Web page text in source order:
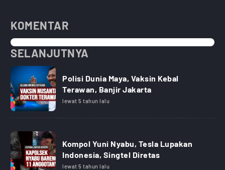
KOMENTAR
SELANJUTNYA
Polisi Dunia Maya, Vaksin Kebal
Terawan, Banjir Jakarta
lewat 5 tahun lalu
Kompol Yuni Nyabu, Tesla Lupakan
Indonesia, Singtel Diretas
lewat 5 tahun lalu